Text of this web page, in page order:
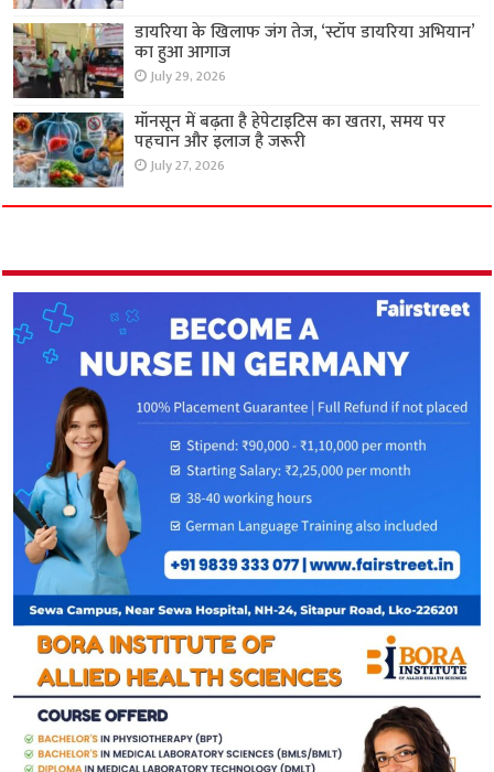
डायरिया के खिलाफ जंग तेज, ‘स्टॉप डायरिया अभियान’
का हुआ आगाज
July 29, 2026
मॉनसून में बढ़ता है हेपेटाइटिस का खतरा, समय पर
पहचान और इलाज है जरूरी
July 27, 2026